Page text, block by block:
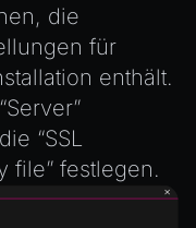
die
für
enthält.
“SSL
file” festlegen.